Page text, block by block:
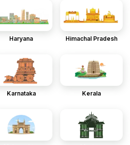
Haryana Himachal Pradesh
Karnataka Kerala